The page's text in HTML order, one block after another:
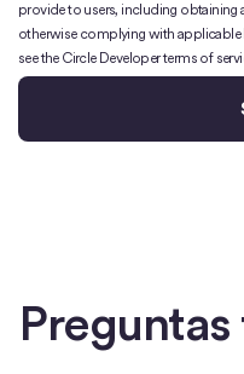
provide to users, including obtaining
otherwise complying with applicable
see the Circle Developer terms of